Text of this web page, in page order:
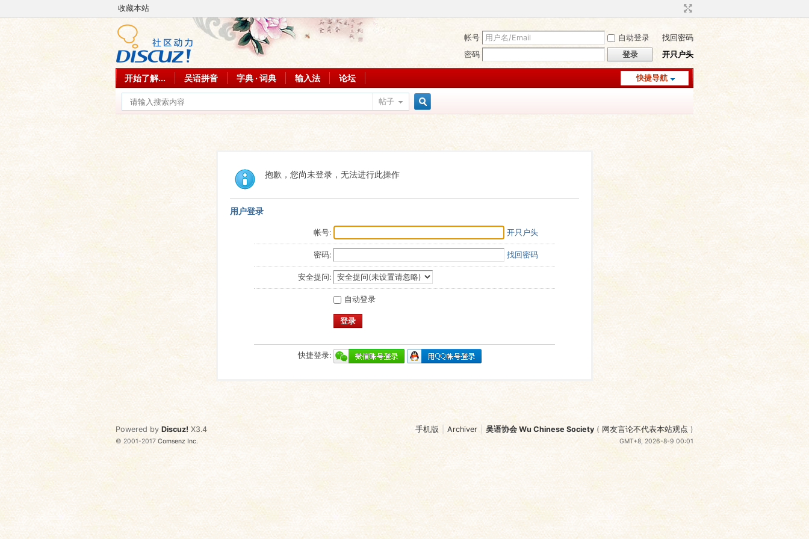
收藏本站
帐号 自动登录
找回密码
密码
登录 开只户头
快捷导航
开始了解... 吴语拼音 字典 · 词典 输入法 论坛
帖子
抱歉，您尚未登录，无法进行此操作
用户登录
帐号: 开只户头
密码: 找回密码
安全提问:
自动登录
登录
快捷登录:
手机版 Archiver 吴语协会 Wu Chinese Society ( 网友言论不代表本站观点 )
GMT+8, 2026-8-9 00:01
Powered by Discuz! X3.4
© 2001-2017Comsenz Inc.